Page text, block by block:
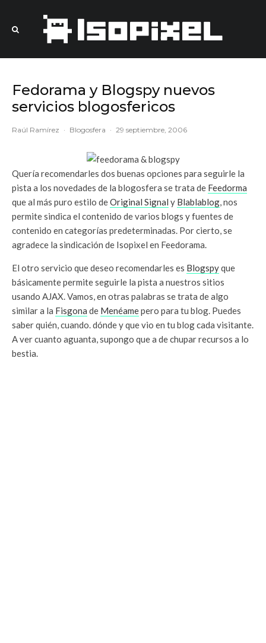
Fedorama y Blogspy nuevos
servicios blogosfericos
Raúl Ramírez · Blogosfera · 29 septiembre, 2006
Quería recomendarles dos buenas opciones para seguirle la
pista a los novedades de la blogosfera se trata de Feedorma
que al más puro estilo deOriginal Signal y Blablablog, nos
permite sindica el contenido de varios blogs y fuentes de
contenido en categorías predeterminadas. Por cierto, se
agradece la sindicación de Isopixel en Feedorama.
El otro servicio que deseo recomendarles es Blogspyque
básicamente permite seguirle la pista a nuestros sitios
usando AJAX. Vamos, en otras palabras se trata de algo
similar a la Fisgona de Menéamepero para tu blog. Puedes
saber quién, cuando. dónde y que vio en tu blog cada visitante.
A ver cuanto aguanta, supongo que a de chupar recursos a lo
bestia.